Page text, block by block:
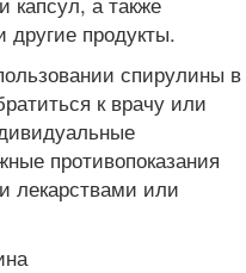
продукты.
спирулины в
к врачу или
противопоказания
лекарствами или